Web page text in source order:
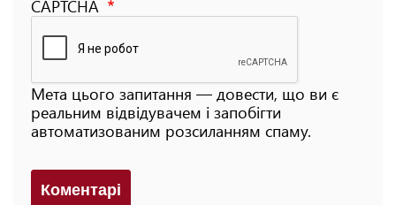
CAPTCHA
Мета цього запитання — довести, що ви є
реальним відвідувачем і запобігти
автоматизованим розсиланням спаму.
Коментарi